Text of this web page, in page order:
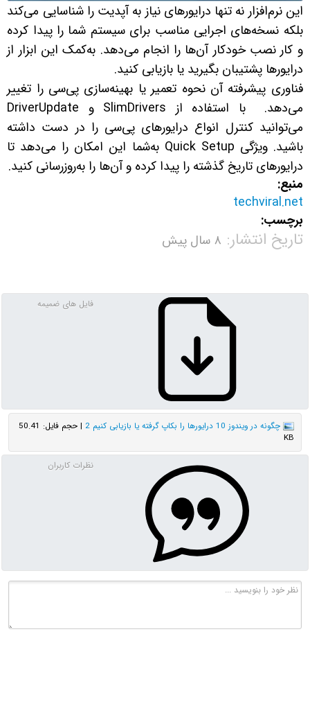
این نرم‌افزار نه تنها درایورهای نیاز به آپدیت را شناسایی می‌کند
بلکه نسخه‌های اجرایی مناسب برای سیستم شما را پیدا کرده
و کار نصب خودکار آن‌ها را انجام می‌دهد. به‌کمک این ابزار از
درایورها پشتیبان بگیرید یا بازیابی کنید.
فناوری پیشرفته آن نحوه تعمیر یا بهینه‌سازی پی‌سی را تغییر
می‌دهد. با استفاده از SlimDrivers و DriverUpdate
می‌توانید کنترل انواع درایورهای پی‌سی را در دست داشته
باشید. ویژگی Quick Setup به‌شما این امکان را می‌دهد تا
درایورهای تاریخ گذشته را پیدا کرده و آن‌ها را به‌روزرسانی کنید.
منبع:
techviral.net
برچسب:
تاریخ انتشار: ۸ سال پیش
فایل های ضمیمه
چگونه در ویندوز 10 درایورها را بکاپ‌ گرفته یا بازیابی کنیم 2
| حجم فایل: 50.41
KB
نظرات کاربران